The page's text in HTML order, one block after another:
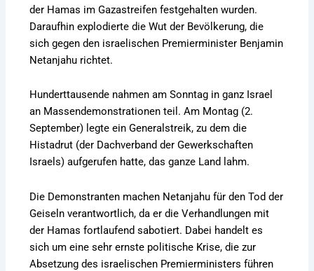
der Hamas im Gazastreifen festgehalten wurden.
Daraufhin explodierte die Wut der Bevölkerung, die
sich gegen den israelischen Premierminister Benjamin
Netanjahu richtet.
Hunderttausende nahmen am Sonntag in ganz Israel
an Massendemonstrationen teil. Am Montag (2.
September) legte ein Generalstreik, zu dem die
Histadrut (der Dachverband der Gewerkschaften
Israels) aufgerufen hatte, das ganze Land lahm.
Die Demonstranten machen Netanjahu für den Tod der
Geiseln verantwortlich, da er die Verhandlungen mit
der Hamas fortlaufend sabotiert. Dabei handelt es
sich um eine sehr ernste politische Krise, die zur
Absetzung des israelischen Premierministers führen